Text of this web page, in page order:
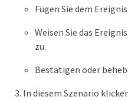
Fügen Sie dem
Weisen Sie das
zu.
Bestätigen oder
In diesem Szenario